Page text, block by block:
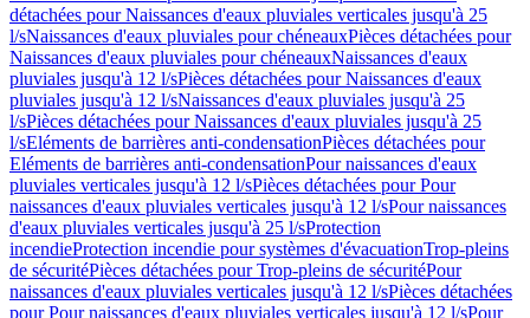
détachées pour Naissances d'eaux pluviales verticales jusqu'à 25
l/sNaissances d'eaux pluviales pour chéneauxPièces détachées pour
Naissances d'eaux pluviales pour chéneauxNaissances d'eaux
pluviales jusqu'à 12 l/sPièces détachées pour Naissances d'eaux
pluviales jusqu'à 12 l/sNaissances d'eaux pluviales jusqu'à 25
l/sPièces détachées pour Naissances d'eaux pluviales jusqu'à 25
l/sEléments de barrières anti-condensationPièces détachées pour
Eléments de barrières anti-condensationPour naissances d'eaux
pluviales verticales jusqu'à 12 l/sPièces détachées pour Pour
naissances d'eaux pluviales verticales jusqu'à 12 l/sPour naissances
d'eaux pluviales verticales jusqu'à 25 l/sProtection
incendieProtection incendie pour systèmes d'évacuationTrop-pleins
de sécuritéPièces détachées pour Trop-pleins de sécuritéPour
naissances d'eaux pluviales verticales jusqu'à 12 l/sPièces détachées
pour Pour naissances d'eaux pluviales verticales jusqu'à 12 l/sPour